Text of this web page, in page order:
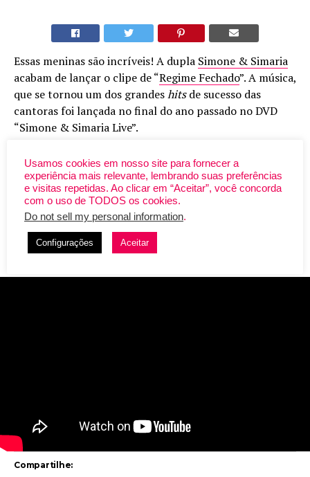
Essas meninas são incríveis! A dupla Simone & Simaria
acabam de lançar o clipe de “Regime Fechado”. A música,
que se tornou um dos grandeshitsde sucesso das
cantoras foi lançada no final do ano passado no DVD
“Simone & Simaria Live”.
O clipe cantou com grandes nomes como a atriz
Giovanna Ewbank , o humoristaTirulipae o cantorNego
do Borel. Dirigido por Rodrigo Van Der Put e Bruno
Duarte, o clipe foi gravado em Goiânia, em um estilo
faroeste que rendeu muito humor e muita música boa.
Confira o clipe de “Regime Fechado”:
Compartilhe:
Usamos cookies em nosso site para fornecer a
experiência mais relevante, lembrando suas preferências
e visitas repetidas. Ao clicar em “Aceitar”, você concorda
com o uso de TODOS os cookies.
Do not sell my personal information.
Configurações Aceitar